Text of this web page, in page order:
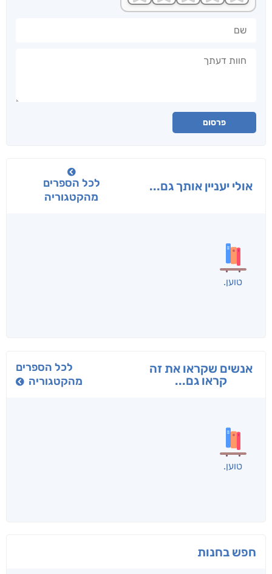
חפש בחנות
פרסום
אולי יעניין אותך גם...
לכל הספרים
מהקטגוריה
טוען
אנשים שקראו את זה
קראו גם...
לכל הספרים
מהקטגוריה
טוען